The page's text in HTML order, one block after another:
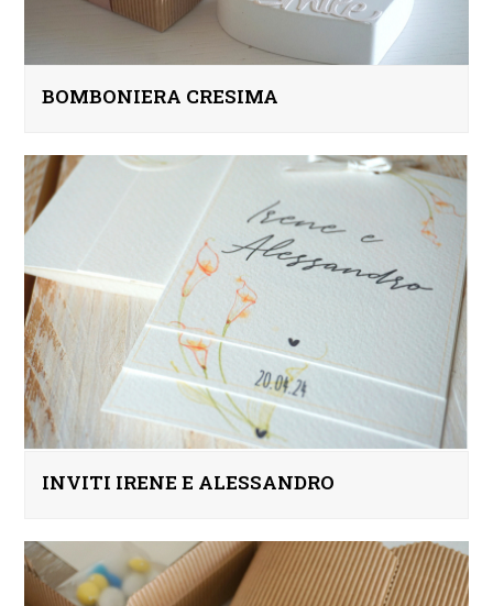
BOMBONIERA CRESIMA
INVITI IRENE E ALESSANDRO